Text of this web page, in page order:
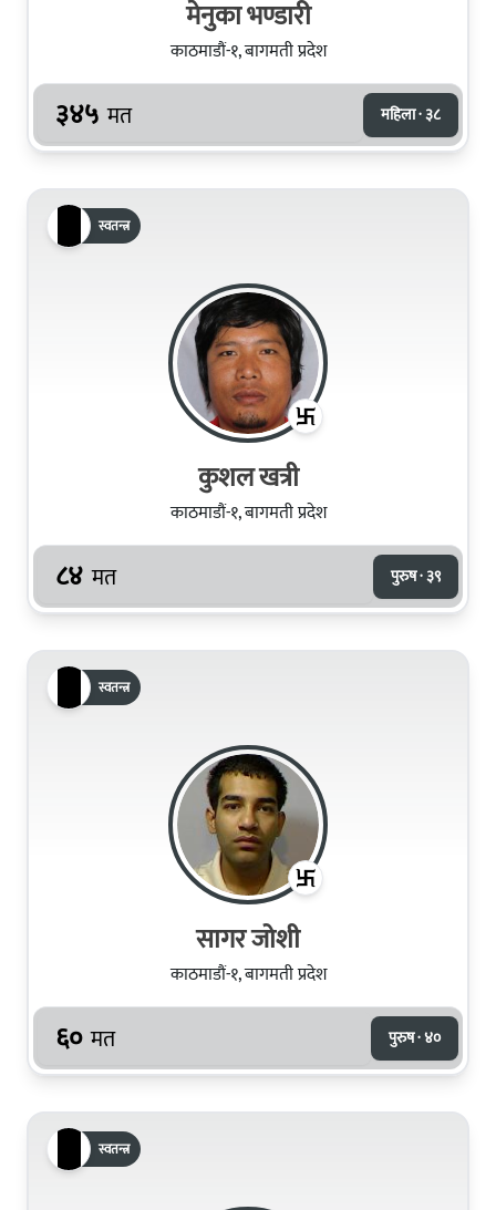
मेनुका भण्डारी
काठमाडौं-१, बागमती प्रदेश
३४५ मत महिला · ३८
स्वतन्त्र
कुशल खत्री
काठमाडौं-१, बागमती प्रदेश
८४ मत पुरुष · ३९
स्वतन्त्र
सागर जोशी
काठमाडौं-१, बागमती प्रदेश
६० मत पुरुष · ४०
स्वतन्त्र